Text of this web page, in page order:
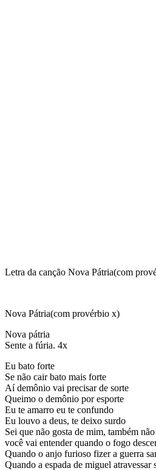
Letra da canção Nova Pátria(com
Nova Pátria(com provérbio x)
Nova pátria
Sente a fúria. 4x
Eu bato forte
Se não cair bato mais forte
Aí demônio vai precisar de sorte
Queimo o demônio por esporte
Eu te amarro eu te confundo
Eu louvo a deus, te deixo surdo
Sei que não gosta de mim, também
você vai entender quando o fogo
Quando o anjo furioso fizer a guerra
Quando a espada de miguel atravessar